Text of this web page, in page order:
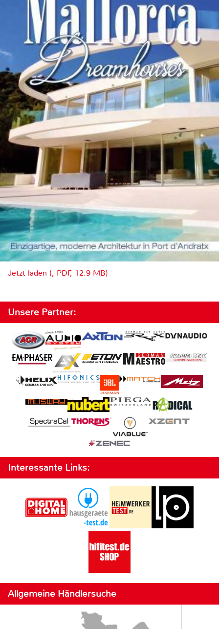
Jetzt laden (, PDF, 12.9 MB)
Unsere Partner:
Interessante Links:
Allgemeine Händlersuche